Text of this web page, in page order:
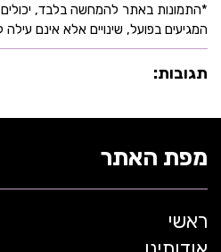
*התמונות באתר להמחשה בלבד, יכולים
המגיעים בפועל, שינויים אלא אינם עילה
תגובות:
מפת האתר
ראשי